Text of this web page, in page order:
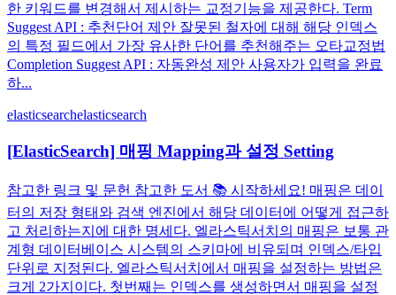
한 키워드를 변경해서 제시하는 교정기능을 제공한다. Term
Suggest API : 추천단어 제안 잘못된 철자에 대해 해당 인덱스
의 특정 필드에서 가장 유사한 단어를 추천해주는 오타교정법
Completion Suggest API : 자동완성 제안 사용자가 입력을 완료
하...
elasticsearchelasticsearch
[ElasticSearch] 매핑 Mapping과 설정 Setting
참고한 링크 및 문헌 참고한 도서 📚 시작하세요! 매핑은 데이
터의 저장 형태와 검색 엔진에서 해당 데이터에 어떻게 접근하
고 처리하는지에 대한 명세다. 엘라스틱서치의 매핑은 보통 관
계형 데이터베이스 시스템의 스키마에 비유되며 인덱스/타입
단위로 지정된다. 엘라스틱서치에서 매핑을 설정하는 방법은
크게 2가지이다. 첫번째는 인덱스를 생성하면서 매핑을 설정